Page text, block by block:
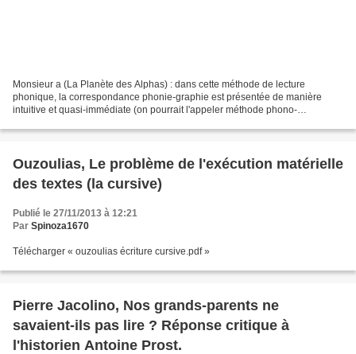
Monsieur a (La Planète des Alphas) : dans cette méthode de lecture
phonique, la correspondance phonie-graphie est présentée de manière
intuitive et quasi-immédiate (on pourrait l'appeler méthode phono-
Ouzoulias, Le problème de l'exécution matérielle
des textes (la cursive)
Publié le 27/11/2013 à 12:21
Par Spinoza1670
Télécharger « ouzoulias écriture cursive.pdf »
Pierre Jacolino, Nos grands-parents ne
savaient-ils pas lire ? Réponse critique à
l'historien Antoine Prost.